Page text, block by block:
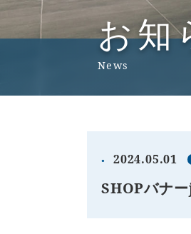
お知
News
2024.05.01
SHOPバナ